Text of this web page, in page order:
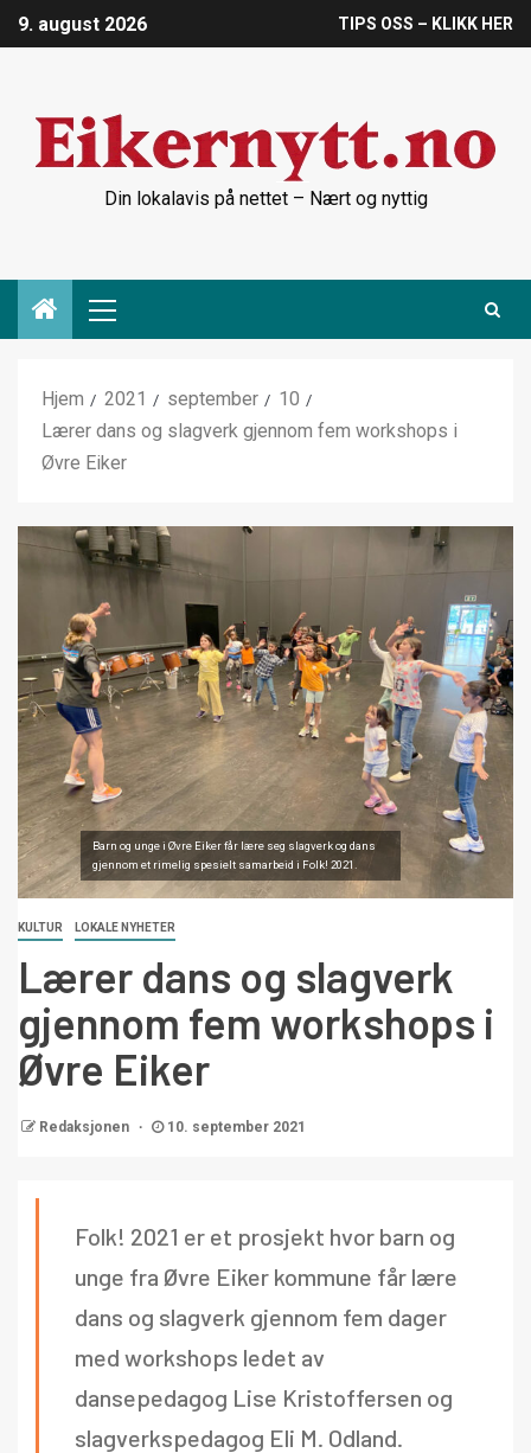
9. august 2026 TIPS OSS – KLIKK HER
Din lokalavis på nettet – Nært og nyttig
Hjem 2021 september
10
Lærer dans og slagverk gjennom fem workshops i
Øvre Eiker
Barn og unge i Øvre Eiker får lære seg slagverk og dans
gjennom et rimelig spesielt samarbeid i Folk! 2021.
KULTUR LOKALE NYHETER
Lærer dans og slagverk
gjennom fem workshops i
Øvre Eiker
Redaksjonen 10. september 2021
Folk! 2021 er et prosjekt hvor barn og
unge fra Øvre Eiker kommune får lære
dans og slagverk gjennom fem dager
med workshops ledet av
dansepedagog Lise Kristoffersen og
slagverkspedagog Eli M. Odland.